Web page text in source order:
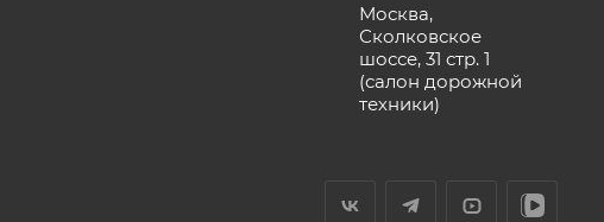
Москва,
Сколковское
шоссе, 31 стр. 1
(салон дорожной
техники)